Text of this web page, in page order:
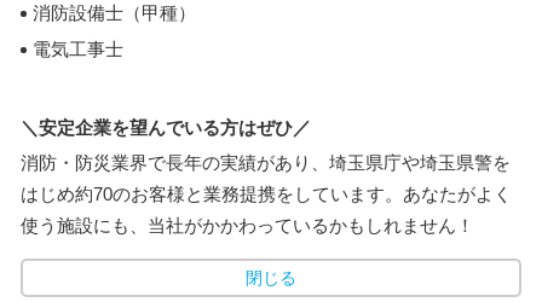
消防設備士（甲種）
電気工事士
＼安定企業を望んでいる方はぜひ／
消防・防災業界で長年の実績があり、埼玉県庁や埼玉県警を
はじめ約70のお客様と業務提携をしています。あなたがよく
使う施設にも、当社がかかわっているかもしれません！
閉じる